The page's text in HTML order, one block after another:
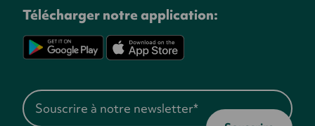
Télécharger notre application: